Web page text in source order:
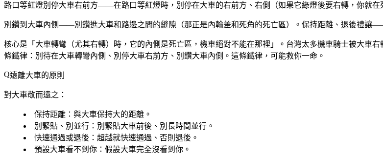
路口等紅燈別停大車右前方——在路口等紅燈時，別停在大車的右前方、右側（如果它綠燈後要右轉，你就在
別鑽到大車內側——別鑽進大車和路邊之間的縫隙（那正是內輪差和死角的死亡區）。保持距離、退後禮讓
核心是「大車轉彎（尤其右轉）時，它的內側是死亡區，機車絕對不能在那裡」。台灣太多機車騎士被大車
條鐵律：別待在大車轉彎內側、別停大車右前方、別鑽大車內側。這條鐵律，可能救你一命。
遠離大車的原則
對大車敬而遠之：
保持距離 ：與大車保持大的距離。
別緊貼、別並行 ：別緊貼大車前後、別長時間並行。
快速通過或退後 ：超越就快速通過、否則退後。
預設大車看不到你 ：假設大車完全沒看到你。